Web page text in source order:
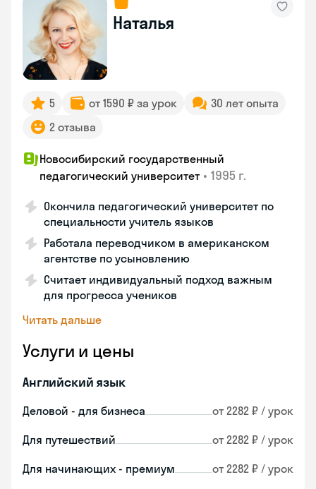
Наталья
5 от 1590 ₽ за урок
30 лет опыта
2 отзыва
Новосибирский государственный
педагогический университет • 1995 г.
Окончила педагогический университет по
специальности учитель языков
Работала переводчиком в американском
агентстве по усыновлению
Считает индивидуальный подход важным
для прогресса учеников
Читать дальше
Услуги и цены
Английский язык
Деловой - для бизнеса от 2282 ₽ / урок
Для путешествий от 2282 ₽ / урок
Для начинающих - премиум от 2282 ₽ / урок